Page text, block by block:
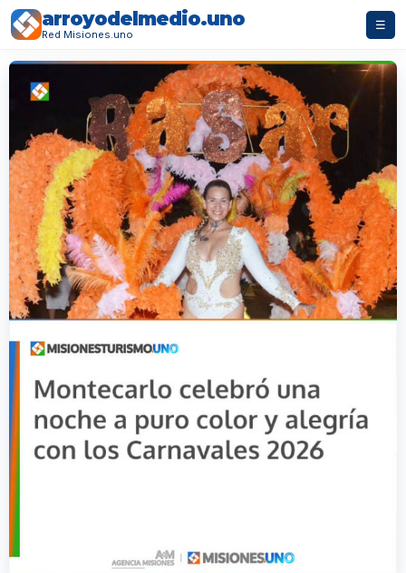
arroyodelmedio.uno
Red Misiones.uno
☰